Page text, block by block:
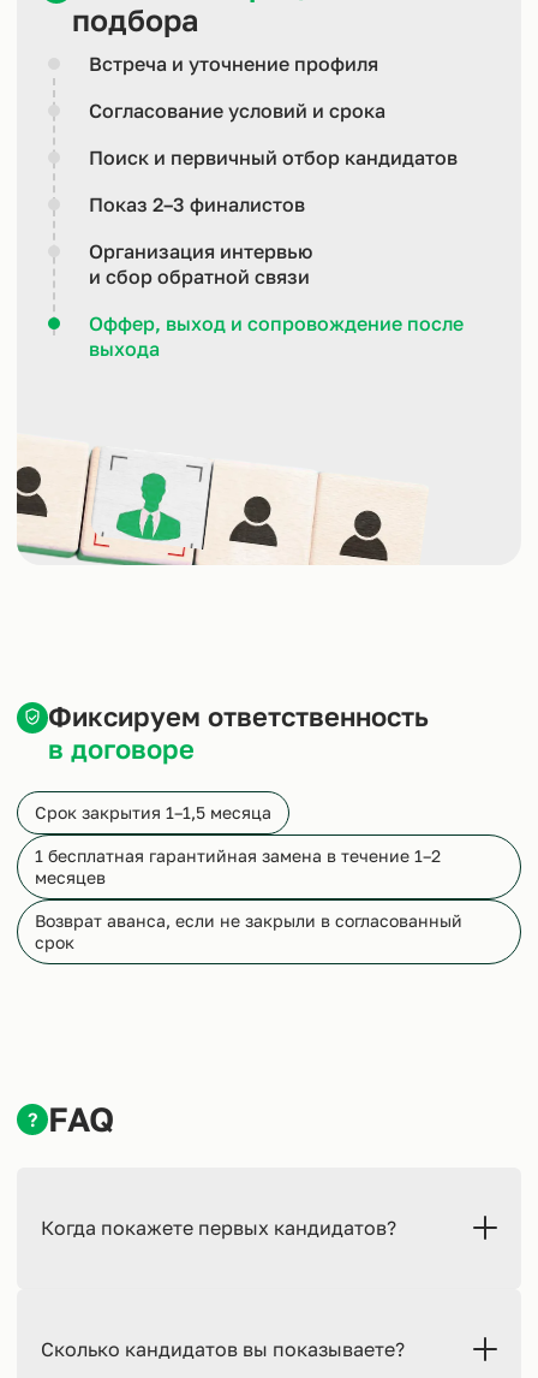
подбора
Встреча и уточнение профиля
Согласование условий и срока
Поиск и первичный отбор кандидатов
Показ 2–3 финалистов
Организация интервью
и сбор обратной связи
Оффер, выход и сопровождение после
выхода
Фиксируем ответственность
в договоре
Срок закрытия 1–1,5 месяца
1 бесплатная гарантийная замена в течение 1–2
месяцев
Возврат аванса, если не закрыли в согласованный
срок
? FAQ
Когда покажете первых кандидатов?
Сколько кандидатов вы показываете?